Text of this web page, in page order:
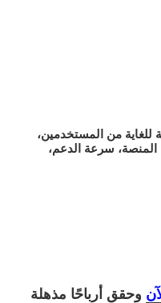
من المستخدمين،
المنصة، سرعة الدعم،
وحقق أرباحًا مذهلة